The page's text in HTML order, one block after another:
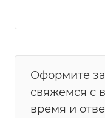
Оформите
свяжемся с
время и